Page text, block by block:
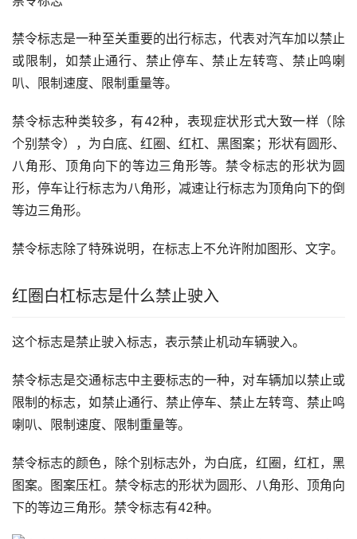
禁令标志是一种至关重要的出行标志，代表对汽车加以禁止
或限制，如禁止通行、禁止停车、禁止左转弯、禁止鸣喇
叭、限制速度、限制重量等。
禁令标志种类较多，有42种，表现症状形式大致一样（除
个别禁令），为白底、红圈、红杠、黑图案；形状有圆形、
八角形、顶角向下的等边三角形等。禁令标志的形状为圆
形，停车让行标志为八角形，减速让行标志为顶角向下的倒
等边三角形。
禁令标志除了特殊说明，在标志上不允许附加图形、文字。
红圈白杠标志是什么禁止驶入
这个标志是禁止驶入标志，表示禁止机动车辆驶入。
禁令标志是交通标志中主要标志的一种，对车辆加以禁止或
限制的标志，如禁止通行、禁止停车、禁止左转弯、禁止鸣
喇叭、限制速度、限制重量等。
禁令标志的颜色，除个别标志外，为白底，红圈，红杠，黑
图案。图案压杠。禁令标志的形状为圆形、八角形、顶角向
下的等边三角形。禁令标志有42种。